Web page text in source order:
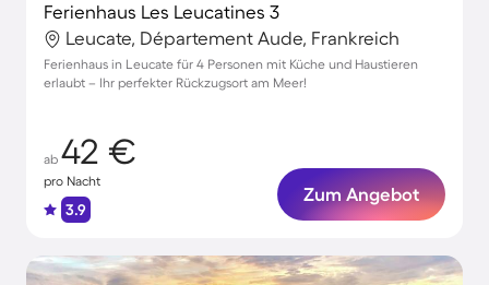
Ferienhaus Les Leucatines 3
Leucate, Département Aude, Frankreich
Ferienhaus in Leucate für 4 Personen mit Küche und Haustieren
erlaubt – Ihr perfekter Rückzugsort am Meer!
ab 42 €
pro Nacht
3.9
Zum Angebot